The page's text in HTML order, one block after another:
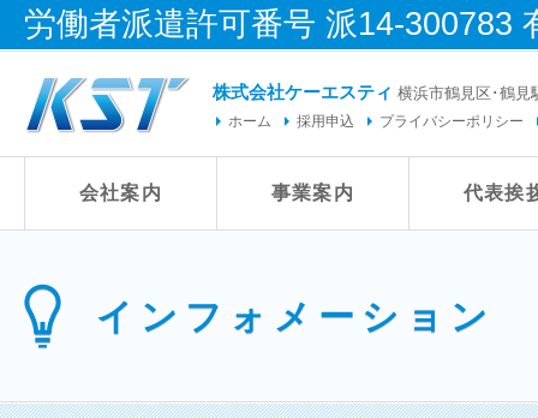
労働者派遣許可番号 派14-300783
株式会社ケーエスティ 横浜市鶴見区･鶴見
ホーム 採用申込 プライバシーポリシー
会社案内 事業案内 代表挨
インフォメーション